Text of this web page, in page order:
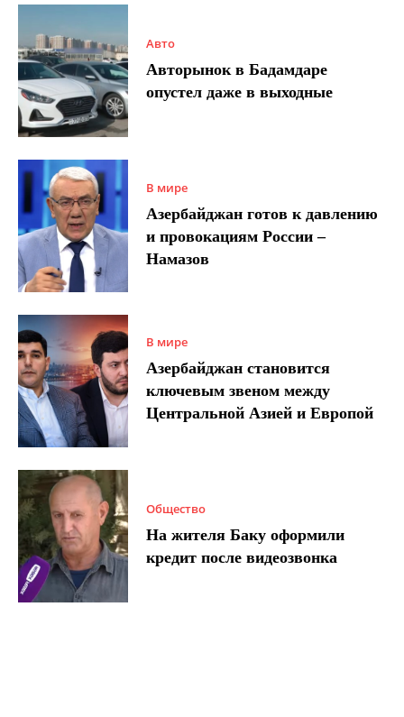
Авто
Авторынок в Бадамдаре
опустел даже в выходные
В мире
Азербайджан готов к давлению
и провокациям России –
Намазов
В мире
Азербайджан становится
ключевым звеном между
Центральной Азией и Европой
Общество
На жителя Баку оформили
кредит после видеозвонка